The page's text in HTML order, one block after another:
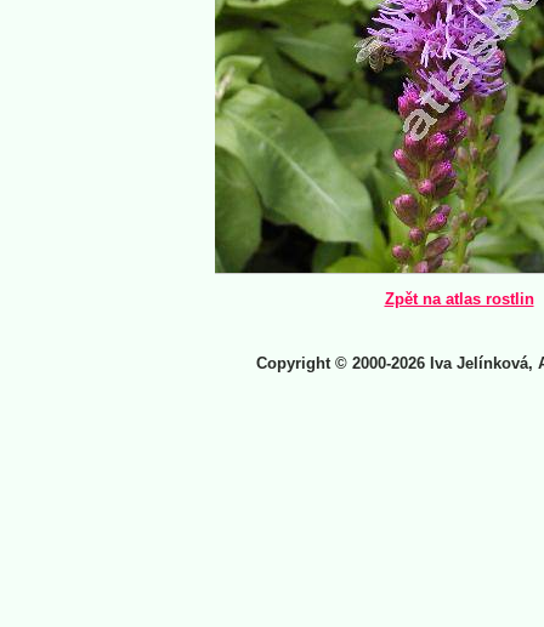
Zpět na atlas rostlin
Copyright © 2000-2026 Iva Jelínková,